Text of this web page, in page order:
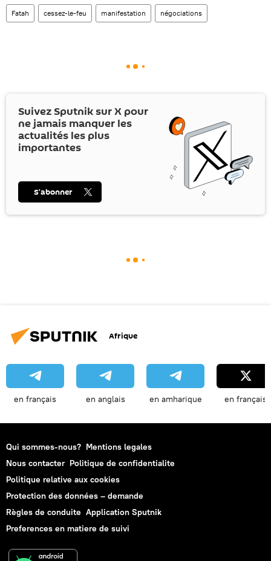
Fatah cessez-le-feu manifestation négociations
Suivez Sputnik surX pour
ne jamais manquer les
actualités les plus
importantes
S’abonner
Afrique
en français en anglais en amharique en français
Qui sommes-nous? Mentions legales
Nous contacter Politique de confidentialite
Politique relative aux cookies
Protection des données – demande
Règles de conduite Application Sputnik
Preferences en matiere de suivi